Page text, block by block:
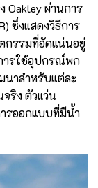
Oakley ผ่านการ
ซึ่งแสดงวิธีการ
กรรมที่อัดแน่นอยู่
ารใช้อุปกรณ์พก
นาสำหรับแต่ละ
ริง ตัวแว่น
รออกแบบที่มีน้ำ